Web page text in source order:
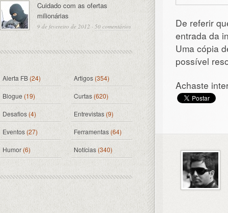
De referir
entrada da
Uma cópia
possível
Achaste
Cuidado com as ofertas
milionárias
9 de fevereiro de 2012 · 50 comentários
Alerta FB(24) Artigos(354)
Blogue (19) Curtas(620)
Desafios (4) Entrevistas(9)
Eventos(27) Ferramentas(64)
Humor(6) Notícias (340)